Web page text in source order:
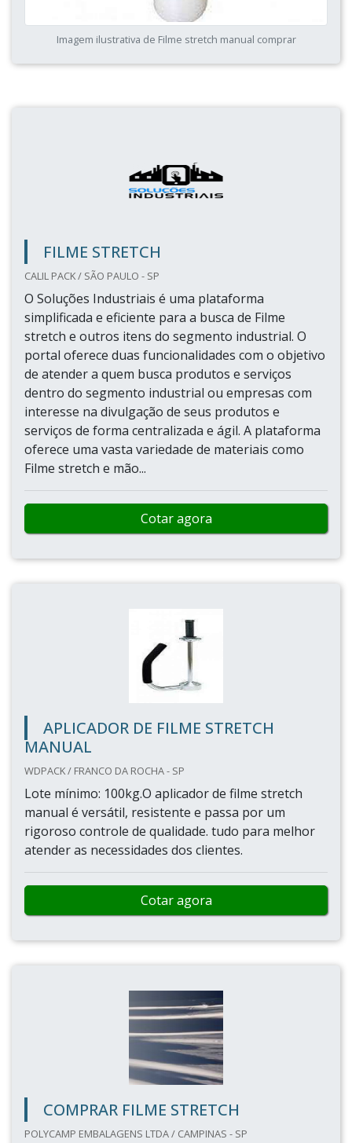
Imagem ilustrativa de Filme stretch manual comprar
FILME STRETCH
CALIL PACK / SÃO PAULO - SP
O Soluções Industriais é uma plataforma
simplificada e eficiente para a busca de Filme
stretch e outros itens do segmento industrial. O
portal oferece duas funcionalidades com o objetivo
de atender a quem busca produtos e serviços
dentro do segmento industrial ou empresas com
interesse na divulgação de seus produtos e
serviços de forma centralizada e ágil. A plataforma
oferece uma vasta variedade de materiais como
Filme stretch e mão...
Cotar agora
APLICADOR DE FILME STRETCH
MANUAL
WDPACK / FRANCO DA ROCHA - SP
Lote mínimo: 100kg.O aplicador de filme stretch
manual é versátil, resistente e passa por um
rigoroso controle de qualidade. tudo para melhor
atender as necessidades dos clientes.
Cotar agora
COMPRAR FILME STRETCH
POLYCAMP EMBALAGENS LTDA / CAMPINAS - SP